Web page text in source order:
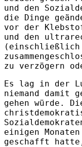
und den
die Dinge
vor der
und den
zu verzögern
Es lag in der
niemand damit
gehen würde.
einigen
geschafft